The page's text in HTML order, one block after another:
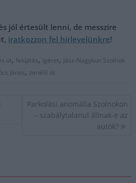
jól értesült lenni, de messzire
iratkozzon fel hírlevelünkre!
út, felújítás, ígéret, Jász-Nagykun Szolnok
János, zenélő út
Parkolási anomália Szolnokon
– szabálytalanul állnak-e az
autók?